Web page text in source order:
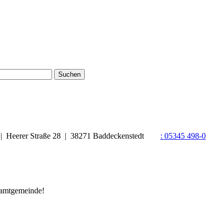
Suchen
| Heerer Straße 28 | 38271 Baddeckenstedt : 05345 498-0